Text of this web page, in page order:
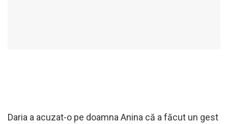
Daria a acuzat-o pe doamna Anina că a făcut un gest